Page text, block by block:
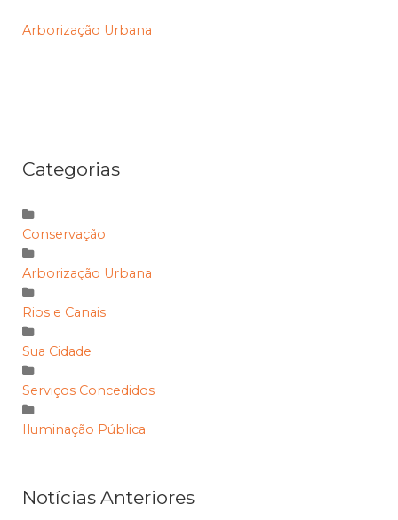
Arborização Urbana
Categorias
Conservação
Arborização Urbana
Rios e Canais
Sua Cidade
Serviços Concedidos
Iluminação Pública
Notícias Anteriores